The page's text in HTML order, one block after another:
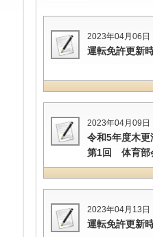
2023年04月06日
運転免許更新
2023年04月09日
令和5年度木
第1回 体育部
2023年04月13日
運転免許更新